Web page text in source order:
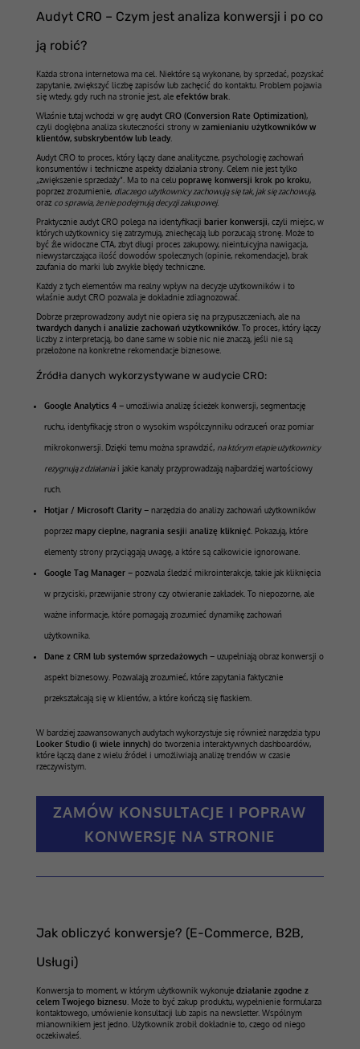
Audyt CRO – Czym jest analiza konwersji i po co
ją robić?
Każda strona internetowa ma cel. Niektóre są wykonane, by sprzedać, pozyskać
zapytanie, zwiększyć liczbę zapisów lub zachęcić do kontaktu. Problem pojawia
się wtedy, gdy ruch na stronie jest, ale efektów brak.
Właśnie tutaj wchodzi w grę audyt CRO (Conversion Rate Optimization),
czyli dogłębna analiza skuteczności strony w zamienianiu użytkowników w
klientów, subskrybentów lub leady.
Audyt CRO to proces, który łączy dane analityczne, psychologię zachowań
konsumentów i techniczne aspekty działania strony. Celem nie jest tylko
„zwiększenie sprzedaży”. Ma to na celu poprawę konwersji krok po kroku,
poprzez zrozumienie, dlaczego użytkownicy zachowują się tak, jak się zachowują,
oraz co sprawia, że nie podejmują decyzji zakupowej.
Praktycznie audyt CRO polega na identyfikacji barier konwersji, czyli miejsc, w
których użytkownicy się zatrzymują, zniechęcają lub porzucają stronę. Może to
być źle widoczne CTA, zbyt długi proces zakupowy, nieintuicyjna nawigacja,
niewystarczająca ilość dowodów społecznych (opinie, rekomendacje), brak
zaufania do marki lub zwykłe błędy techniczne.
Każdy z tych elementów ma realny wpływ na decyzje użytkowników i to
właśnie audyt CRO pozwala je dokładnie zdiagnozować.
Dobrze przeprowadzony audyt nie opiera się na przypuszczeniach, ale na
twardych danych i analizie zachowań użytkowników. To proces, który łączy
liczby z interpretacją, bo dane same w sobie nic nie znaczą, jeśli nie są
przełożone na konkretne rekomendacje biznesowe.
Źródła danych wykorzystywane w audycie CRO:
Google Analytics 4– umożliwia analizę ścieżek konwersji, segmentację
ruchu, identyfikację stron o wysokim współczynniku odrzuceń oraz pomiar
mikrokonwersji. Dzięki temu można sprawdzić, na którym etapie użytkownicy
rezygnują z działaniai jakie kanały przyprowadzają najbardziej wartościowy
ruch.
Hotjar / Microsoft Clarity– narzędzia do analizy zachowań użytkowników
poprzez mapy cieplne, nagrania sesjii analizę kliknięć. Pokazują, które
elementy strony przyciągają uwagę, a które są całkowicie ignorowane.
Google Tag Manager– pozwala śledzić mikrointerakcje, takie jak kliknięcia
w przyciski, przewijanie strony czy otwieranie zakładek. To niepozorne, ale
ważne informacje, które pomagają zrozumieć dynamikę zachowań
użytkownika.
Dane z CRM lub systemów sprzedażowych– uzupełniają obraz konwersji o
aspekt biznesowy. Pozwalają zrozumieć, które zapytania faktycznie
przekształcają się w klientów, a które kończą się fiaskiem.
W bardziej zaawansowanych audytach wykorzystuje się również narzędzia typu
Looker Studio (i wiele innych)do tworzenia interaktywnych dashboardów,
które łączą dane z wielu źródeł i umożliwiają analizę trendów w czasie
rzeczywistym.
ZAMÓW KONSULTACJE I POPRAW
KONWERSJĘ NA STRONIE
Jak obliczyć konwersje? (E-Commerce, B2B,
Usługi)
Konwersja to moment, w którym użytkownik wykonuje działanie zgodne z
celem Twojego biznesu . Może to być zakup produktu, wypełnienie formularza
kontaktowego, umówienie konsultacji lub zapis na newsletter. Wspólnym
mianownikiem jest jedno. Użytkownik zrobił dokładnie to, czego od niego
oczekiwałeś.